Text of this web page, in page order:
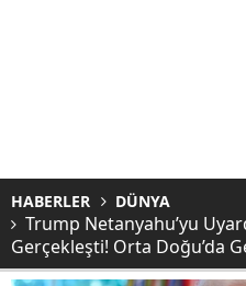
HABERLER DÜNYA
Trump Netanyahu’yu
Gerçekleşti! Orta Doğu’da